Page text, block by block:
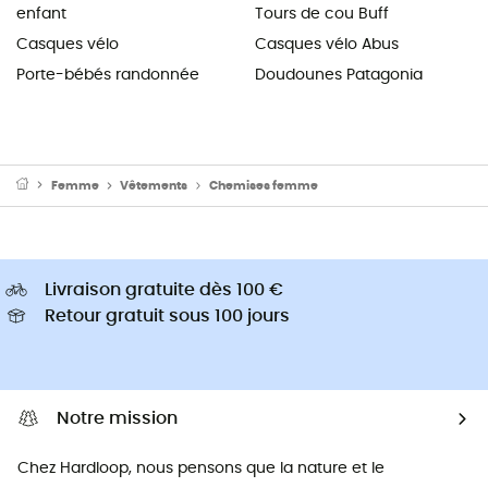
enfant
Casques vélo
Porte-bébés randonnée
Tours de cou Buff
Casques vélo Abus
Doudounes Patagonia
Femme Vêtements Chemises femme
Livraison gratuite dès 100 €
Retour gratuit sous 100 jours
Notre mission
Chez Hardloop, nous pensons que la nature et le